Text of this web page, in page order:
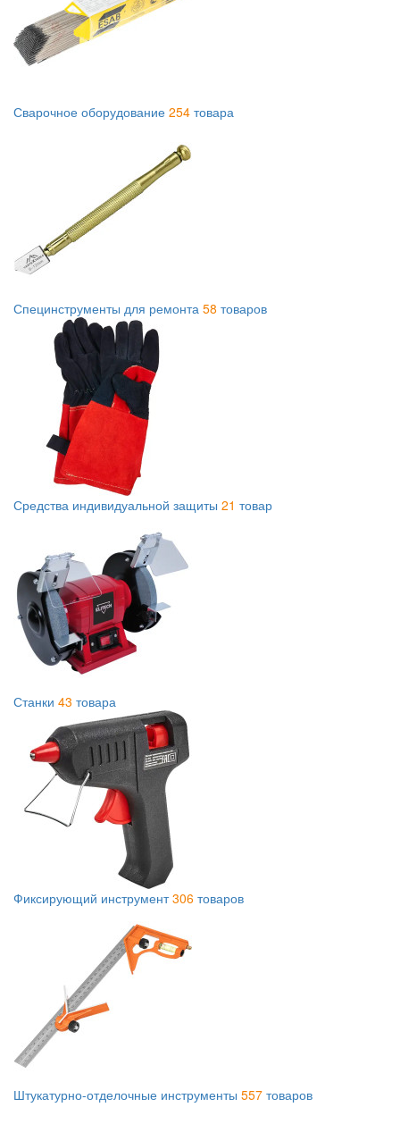
Сварочное оборудование 254 товара
Специнструменты для ремонта 58 товаров
Средства индивидуальной защиты 21 товар
Станки 43 товара
Фиксирующий инструмент 306 товаров
Штукатурно-отделочные инструменты 557 товаров